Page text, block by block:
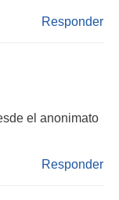
Responder
el anonimato
Responder